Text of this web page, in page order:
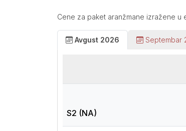
Cene za paket aranžmane izražene u
Avgust 2026 Septembar
S2 (NA)